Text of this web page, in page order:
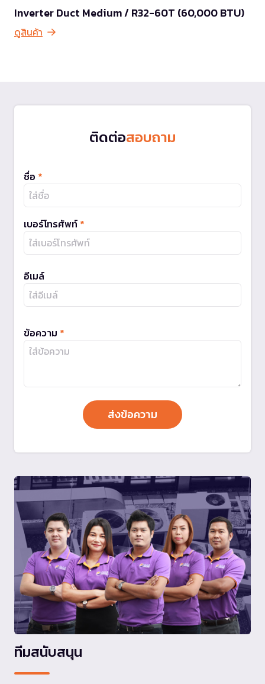
Inverter Duct Medium / R32-60T (60,000 BTU)
ดูสินค้า
ติดต่อสอบถาม
ชื่อ *
เบอร์โทรศัพท์ *
อีเมล์
ข้อความ *
ทีมสนับสนุน